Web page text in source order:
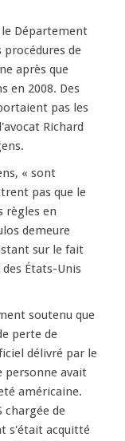
le Département
de
après que
en 2008. Des
pas les
Richard
« sont
pas que le
règles en
demeure
sur le fait
États-Unis
soutenu que
perte de
délivré par le
personne avait
américaine.
chargée de
s'était acquitté